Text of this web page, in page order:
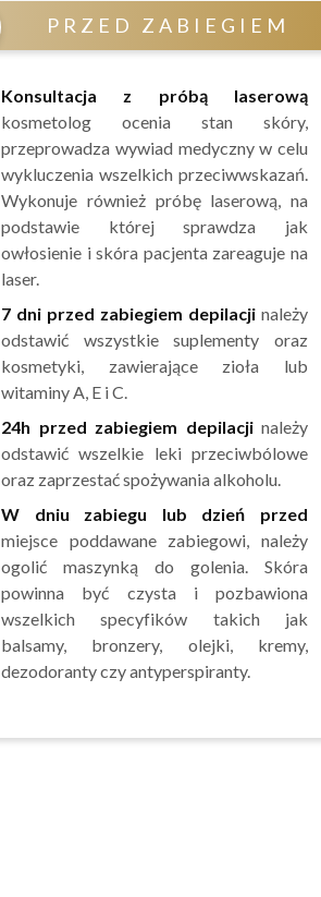
PRZED ZABIEGIEM
Konsultacja z próbą laserową
kosmetolog ocenia stan skóry,
przeprowadza wywiad medyczny w celu
wykluczenia wszelkich przeciwwskazań.
Wykonuje również próbę laserową, na
podstawie której sprawdza jak
owłosienie i skóra pacjenta zareaguje na
laser.
7 dni przed zabiegiem depilacji należy
odstawić wszystkie suplementy oraz
kosmetyki, zawierające zioła lub
witaminy A, E i C.
24h przed zabiegiem depilacjinależy
odstawić wszelkie leki przeciwbólowe
oraz zaprzestać spożywania alkoholu.
W dniu zabiegu lub dzień przed
miejsce poddawane zabiegowi, należy
ogolić maszynką do golenia. Skóra
powinna być czysta i pozbawiona
wszelkich specyfików takich jak
balsamy, bronzery, olejki, kremy,
dezodoranty czy antyperspiranty.